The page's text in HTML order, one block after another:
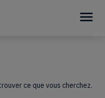
ce que vous cherchez.